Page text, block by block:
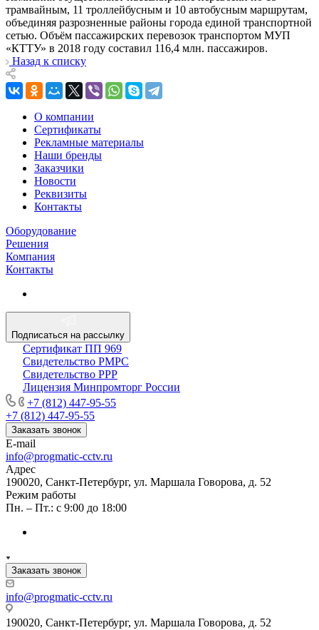
трамвайным, 11 троллейбусным и 10 автобусным маршрутам,
объединяя разрозненные районы города единой транспортной
сетью. Объём пассажирских перевозок транспортом МУП
«КТТУ» в 2018 году составил 116,4 млн. пассажиров.
Назад к списку
О компании
Сертификаты
Рекламные материалы
Наши бренды
Заказчики
Новости
Реквизиты
Контакты
Оборудование
Решения
Компания
Контакты
Подписаться на рассылку
Сертификат ПП 969
Свидетельство РМРС
Свидетельство РРР
Лицензия Минпромторг России
+7 (812) 447-95-55
+7 (812) 447-95-55
Заказать звонок
E-mail
info@progmatic-cctv.ru
Адрес
190020, Санкт-Петербург, ул. Маршала Говорова, д. 52
Режим работы
Пн. – Пт.: с 9:00 до 18:00
Заказать звонок
info@progmatic-cctv.ru
190020, Санкт-Петербург, ул. Маршала Говорова, д. 52